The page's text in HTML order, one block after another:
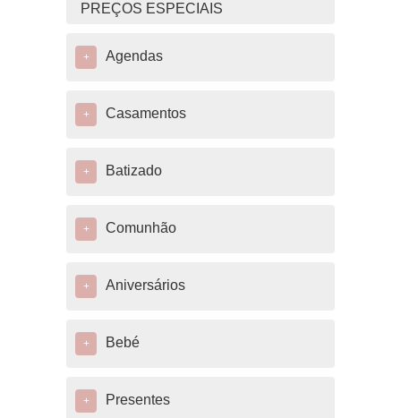
PREÇOS ESPECIAIS
+ Agendas
+ Casamentos
+ Batizado
+ Comunhão
+ Aniversários
+ Bebé
+ Presentes